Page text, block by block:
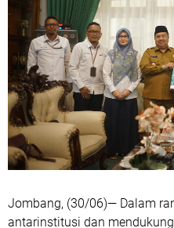
Jombang, (30/06)— Dalam
antarinstitusi dan